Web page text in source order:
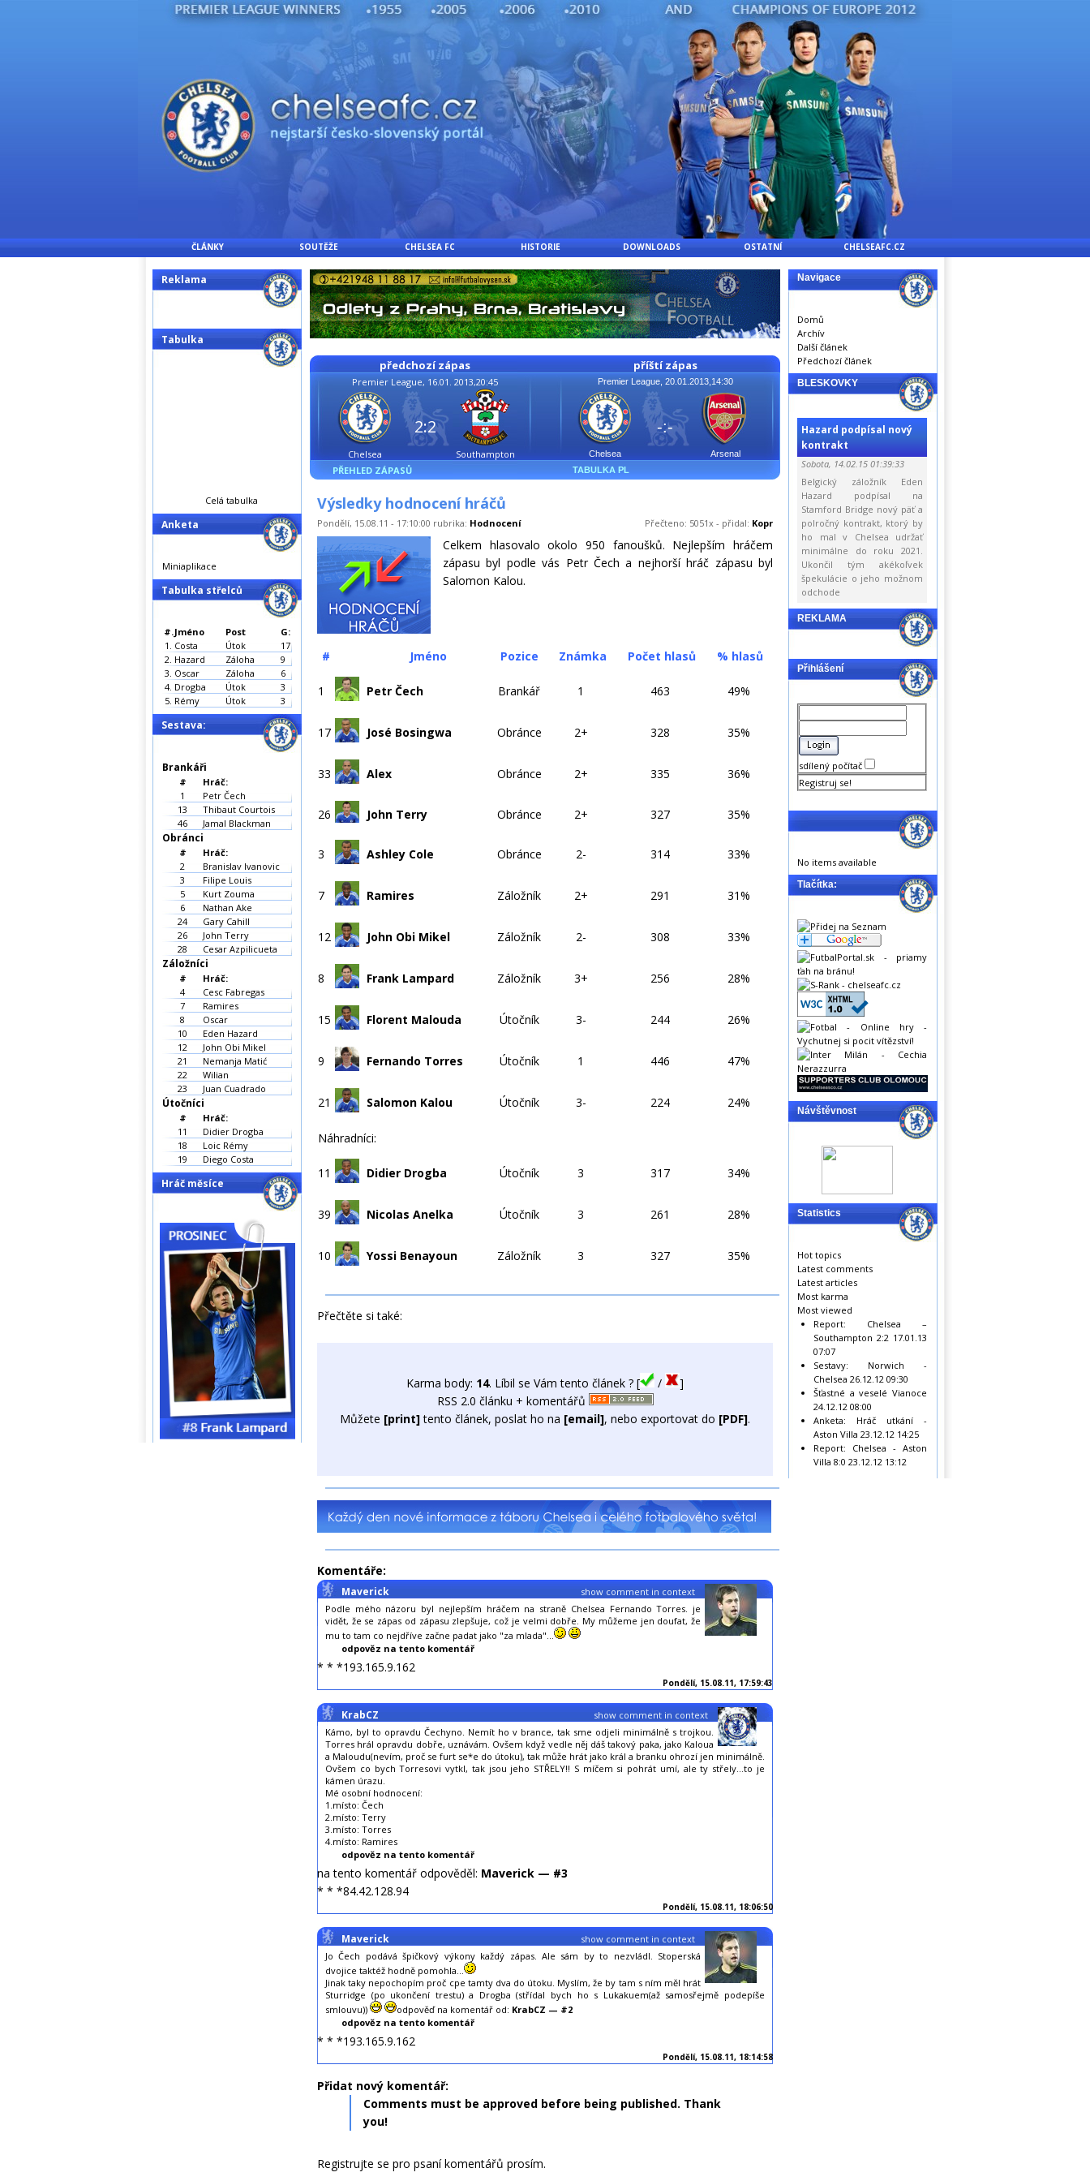
ČLÁNKY SOUTĚŽE CHELSEA FC HISTORIE DOWNLOADS OSTATNÍ CHELSEAFC.CZ
předchozí zápas
Premier League, 16.01. 2013,20:45
Chelsea Southampton
2:2
PŘEHLED ZÁPASŮ
příští zápas
Premier League, 20.01.2013,14:30
Chelsea Arsenal
-:-
TABULKA PL
Výsledky hodnocení hráčů
Pondělí, 15.08.11 - 17:10:00 rubrika: Hodnocení Přečteno: 5051x - přidal: Kopr
Celkem hlasovalo okolo 950 fanoušků. Nejlepším hráčem
zápasu byl podle vás Petr Čech a nejhorší hráč zápasu byl
Salomon Kalou.
# Jméno Pozice Známka Počet hlasů % hlasů
1 Petr Čech Brankář 1 463 49%
17 José Bosingwa Obránce 2+ 328 35%
33 Alex Obránce 2+ 335 36%
26 John Terry Obránce 2+ 327 35%
3 Ashley Cole Obránce 2- 314 33%
7 Ramires Záložník 2+ 291 31%
12 John Obi Mikel Záložník 2- 308 33%
8 Frank Lampard Záložník 3+ 256 28%
15 Florent Malouda Útočník 3- 244 26%
9 Fernando Torres Útočník 1 446 47%
21 Salomon Kalou Útočník 3- 224 24%
Náhradníci:
11 Didier Drogba Útočník 3 317 34%
39 Nicolas Anelka Útočník 3 261 28%
10 Yossi Benayoun Záložník 3 327 35%
Přečtěte si také:
Karma body: 14. Líbil se Vám tento článek ? [ /
]
RSS 2.0 článku + komentářů
Můžete [print]tento článek, poslat ho na [email], nebo exportovat do [PDF].
Komentáře:
show comment in context
Maverick
Podle mého názoru byl nejlepším hráčem na straně Chelsea Fernando Torres. je
vidět, že se zápas od zápasu zlepšuje, což je velmi dobře. My můžeme jen doufat, že
mu to tam co nejdříve začne padat jako "za mlada"...
odpověz na tento komentář
* * *193.165.9.162
Pondělí, 15.08.11, 17:59:43
show comment in context
KrabCZ
Kámo, byl to opravdu Čechyno. Nemít ho v brance, tak sme odjeli minimálně s trojkou.
Torres hrál opravdu dobře, uznávám. Ovšem když vedle něj dáš takový paka, jako Kaloua
a Maloudu(nevím, proč se furt se*e do útoku), tak může hrát jako král a branku ohrozí jen minimálně.
Ovšem co bych Torresovi vytkl, tak jsou jeho STŘELY!! S míčem si pohrát umí, ale ty střely...to je
kámen úrazu.
Mé osobní hodnocení:
1.místo: Čech
2.místo: Terry
3.místo: Torres
4.místo: Ramires
odpověz na tento komentář
na tento komentář odpověděl: Maverick — #3
* * *84.42.128.94
Pondělí, 15.08.11, 18:06:50
show comment in context
Maverick
Jo Čech podává špičkový výkony každý zápas. Ale sám by to nezvládl. Stoperská
dvojice taktéž hodně pomohla...
Jinak taky nepochopím proč cpe tamty dva do útoku. Myslím, že by tam s ním měl hrát
Sturridge (po ukončení trestu) a Drogba (střídal bych ho s Lukakuem(až samosřejmě podepíše
smlouvu))
odpověď na komentář od: KrabCZ — #2
odpověz na tento komentář
* * *193.165.9.162
Pondělí, 15.08.11, 18:14:58
Přidat nový komentář:
Comments must be approved before being published. Thank
you!
Registrujte se pro psaní komentářů prosím.
Reklama
Tabulka
Celá tabulka
Anketa
Miniaplikace
Tabulka střelců
#.Jméno Post
G:
1. Costa Útok
17
2. Hazard Záloha
9
3. Oscar Záloha
6
4. Drogba Útok
3
5. Rémy Útok 3
Sestava:
Brankáři
#
Hráč:
1
Petr Čech
13
Thibaut Courtois
46
Jamal Blackman
Obránci
#
Hráč:
2
Branislav Ivanovic
3
Filipe Louis
5
Kurt Zouma
6
Nathan Ake
24
Gary Cahill
26
John Terry
28
Cesar Azpilicueta
Záložníci
#
Hráč:
4
Cesc Fabregas
7
Ramires
8
Oscar
10
Eden Hazard
12
John Obi Mikel
21
Nemanja Matić
22
Wilian
23
Juan Cuadrado
Útočníci
#
Hráč:
11
Didier Drogba
18
Loic Rémy
19
Diego Costa
Hráč měsíce
Navigace
Domů
Archív
Další článek
Předchozí článek
BLESKOVKY
Hazard podpísal nový
kontrakt
Sobota, 14.02.15 01:39:33
Belgický záložník Eden
Hazard podpísal na
Stamford Bridge nový päť a
polročný kontrakt, ktorý by
ho mal v Chelsea udržať
minimálne do roku 2021.
Ukončil tým akékoľvek
špekulácie o jeho možnom
odchode
REKLAMA
Přihlášení
sdílený počítač
Registruj se!
No items available
Tlačítka:
Návštěvnost
Statistics
Hot topics
Latest comments
Latest articles
Most karma
Most viewed
Report: Chelsea –
Southampton 2:2 17.01.13
07:07
Sestavy: Norwich -
Chelsea 26.12.12 09:30
Šťastné a veselé Vianoce
24.12.12 08:00
Anketa: Hráč utkání -
Aston Villa 23.12.12 14:25
Report: Chelsea - Aston
Villa 8:0 23.12.12 13:12